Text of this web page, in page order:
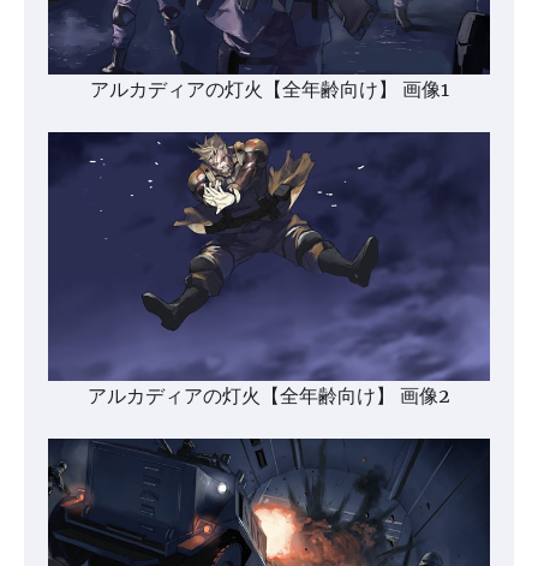
アルカディアの灯火【全年齢向け】 画像1
アルカディアの灯火【全年齢向け】 画像2